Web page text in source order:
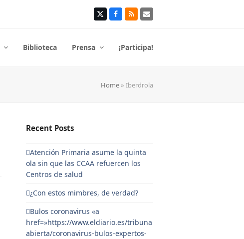
TwitterFacebook
RSS Correo
Biblioteca Prensa ¡Participa!
Home » Iberdrola
Recent Posts
Atención Primaria asume la quinta
ola sin que las CCAA refuercen los
Centros de salud
¿Con estos mimbres, de verdad?
Bulos coronavirus «a
href=»https://www.eldiario.es/tribuna
abierta/coronavirus-bulos-expertos-